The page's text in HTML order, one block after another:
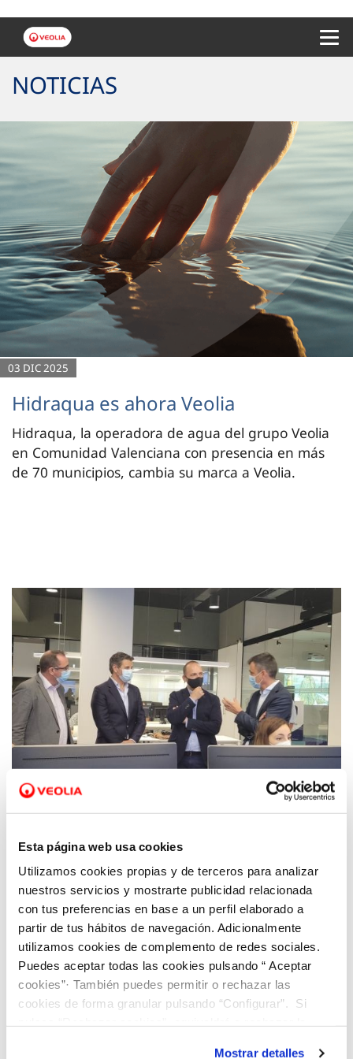
Esta página web usa cookies
Utilizamos cookies propias y de terceros para analizar
nuestros servicios y mostrarte publicidad relacionada
con tus preferencias en base a un perfil elaborado a
partir de tus hábitos de navegación. Adicionalmente
utilizamos cookies de complemento de redes sociales.
Puedes aceptar todas las cookies pulsando “ Aceptar
cookies”· También puedes permitir o rechazar las
cookies de forma granular pulsando “Configurar”. Si
Mostrar detalles
NOTICIAS
03 DIC 2025
Hidraqua es ahora Veolia
Hidraqua, la operadora de agua del grupo Veolia
en Comunidad Valenciana con presencia en más
de 70 municipios, cambia su marca a Veolia.
09 JUL 2021
Segundo del Consell y Conseller de Vivienda
y Arquitectura Bioclimática visita el centro
de innovación Dinapsis de Benidorm